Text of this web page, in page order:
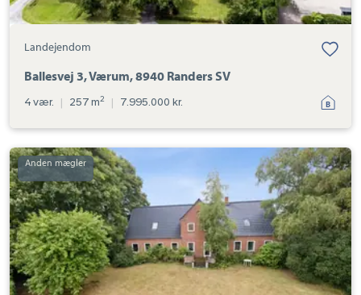
Landejendom
Ballesvej 3, Værum, 8940 Randers SV
4 vær. | 257 m2 | 7.995.000 kr.
Landejendom:
Gl.
Silkeborgvej
28A,
Ø
Velling,
8920
Randers
NV